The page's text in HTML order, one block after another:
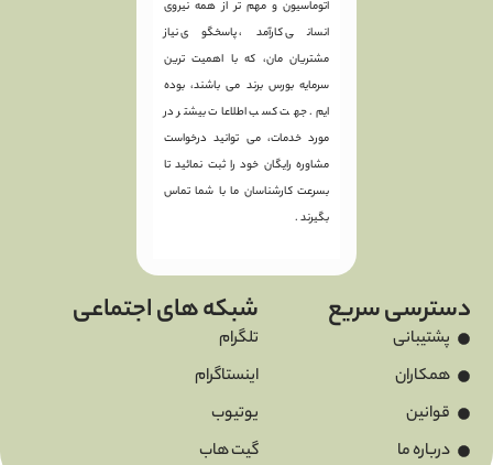
اتوماسیون و مهم تر از همه نیروی
انسانی کارآمد، پاسخگوی نیاز
مشتریان مان، که با اهمیت ترین
سرمایه بورس برند می باشند، بوده
ایم. جهت کسب اطلاعات بیشتر در
مورد خدمات، می توانید درخواست
مشاوره رایگان خود را ثبت نمائید تا
بسرعت کارشناسان ما با شما تماس
بگیرند .
دسترسی سریع
پشتیبانی
همکاران
قوانین
درباره ما
شبکه های اجتماعی
تلگرام
اینستاگرام
یوتیوب
گیت هاب